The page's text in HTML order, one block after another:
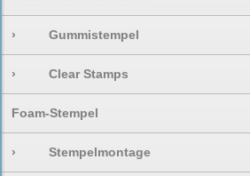
› Gummistempel
› Clear Stamps
Foam-Stempel
› Stempelmontage